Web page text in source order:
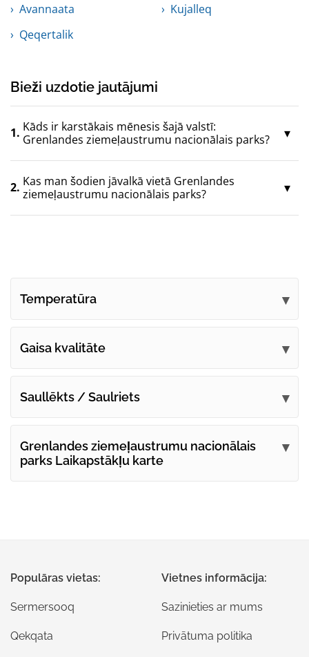
Avannaata
Kujalleq
Qeqertalik
Bieži uzdotie jautājumi
1. Kāds ir karstākais mēnesis šajā valstī:
Grenlandes ziemeļaustrumu nacionālais parks?
2. Kas man šodien jāvalkā vietā Grenlandes
ziemeļaustrumu nacionālais parks?
Temperatūra
Gaisa kvalitāte
Saullēkts / Saulriets
Grenlandes ziemeļaustrumu nacionālais
parks Laikapstākļu karte
Populāras vietas:
Sermersooq
Qekqata
Vietnes informācija:
Sazinieties ar mums
Privātuma politika